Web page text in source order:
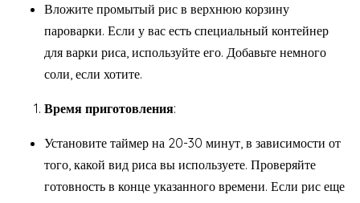
Вложите промытый рис в верхнюю корзину
пароварки. Если у вас есть специальный контейнер
для варки риса, используйте его. Добавьте немного
соли, если хотите.
Время приготовления:
Установите таймер на 20-30 минут, в зависимости от
того, какой вид риса вы используете. Проверяйте
готовность в конце указанного времени. Если рис еще